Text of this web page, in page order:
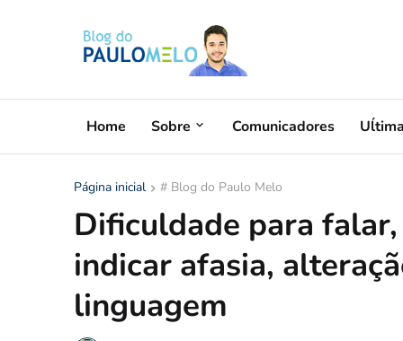
Home Sobre Comunicadores
Página inicial # Blog do Paulo Melo
Dificuldade para
indicar afasia,
linguagem